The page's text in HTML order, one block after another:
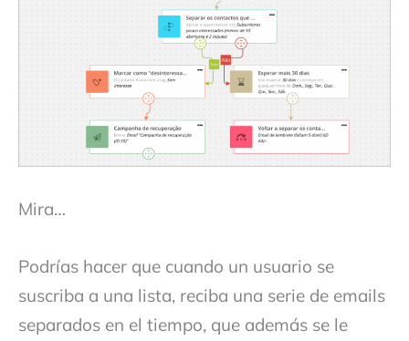
Mira…
Podrías hacer que cuando un usuario se
suscriba a una lista, reciba una serie de emails
separados en el tiempo, que además se le